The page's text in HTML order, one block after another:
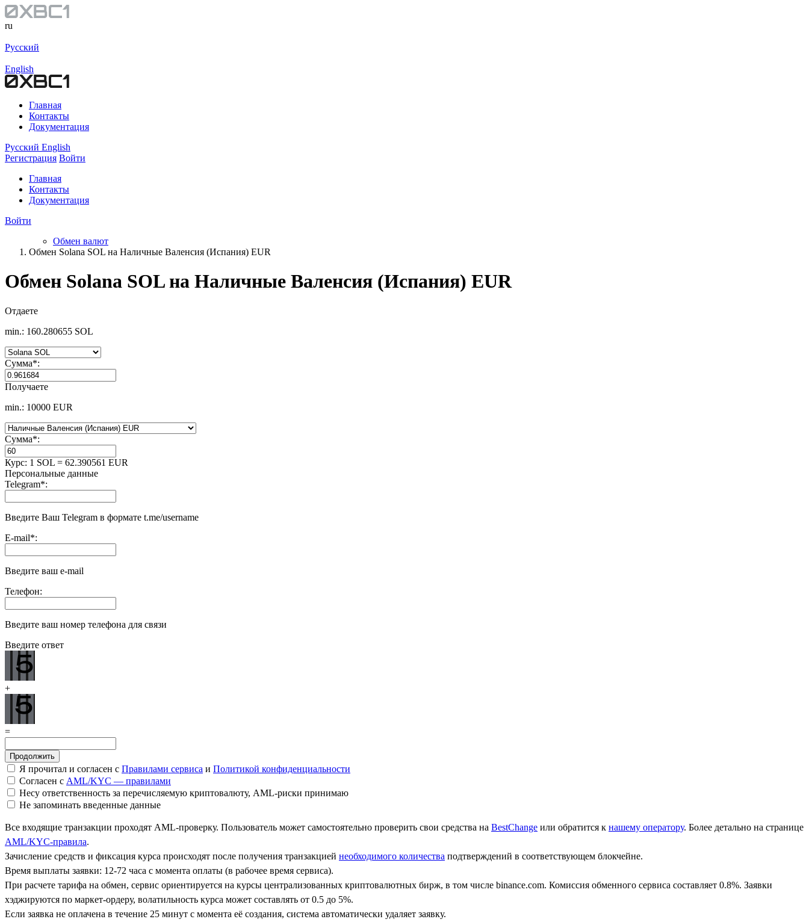
ru
Русский
English
Главная
Контакты
Документация
Русский English
Регистрация Войти
Главная
Контакты
Документация
Войти
Обмен валют
Обмен Solana SOL на Наличные Валенсия (Испания) EUR
Обмен Solana SOL на Наличные Валенсия (Испания) EUR
Отдаете
min.: 160.280655 SOL
Сумма*:
Получаете
min.: 10000 EUR
Сумма*:
Курс: 1 SOL = 62.390561 EUR
Персональные данные
Telegram*:
Введите Ваш Telegram в формате t.me/username
E-mail*:
Введите ваш e-mail
Телефон:
Введите ваш номер телефона для связи
Введите ответ
+
=
Я прочитал и согласен с Правилами сервиса и Политикой конфиденциальности
Согласен с AML/KYC — правилами
Несу ответственность за перечисляемую криптовалюту, AML-риски принимаю
Не запоминать введенные данные
Все входящие транзакции проходят AML-проверку. Пользователь может самостоятельно проверить свои средства на BestChange или обратится к нашему оператору. Более детально на странице
AML/KYC-правила.
Зачисление средств и фиксация курса происходят после получения транзакцией необходимого количества подтверждений в соответствующем блокчейне.
Время выплаты заявки: 12-72 часа с момента оплаты (в рабочее время сервиса).
При расчете тарифа на обмен, сервис ориентируется на курсы централизованных криптовалютных бирж, в том числе binance.com. Комиссия обменного сервиса составляет 0.8%. Заявки
хэджируются по маркет-ордеру, волатильность курса может составлять от 0.5 до 5%.
Если заявка не оплачена в течение 25 минут с момента её создания, система автоматически удаляет заявку.